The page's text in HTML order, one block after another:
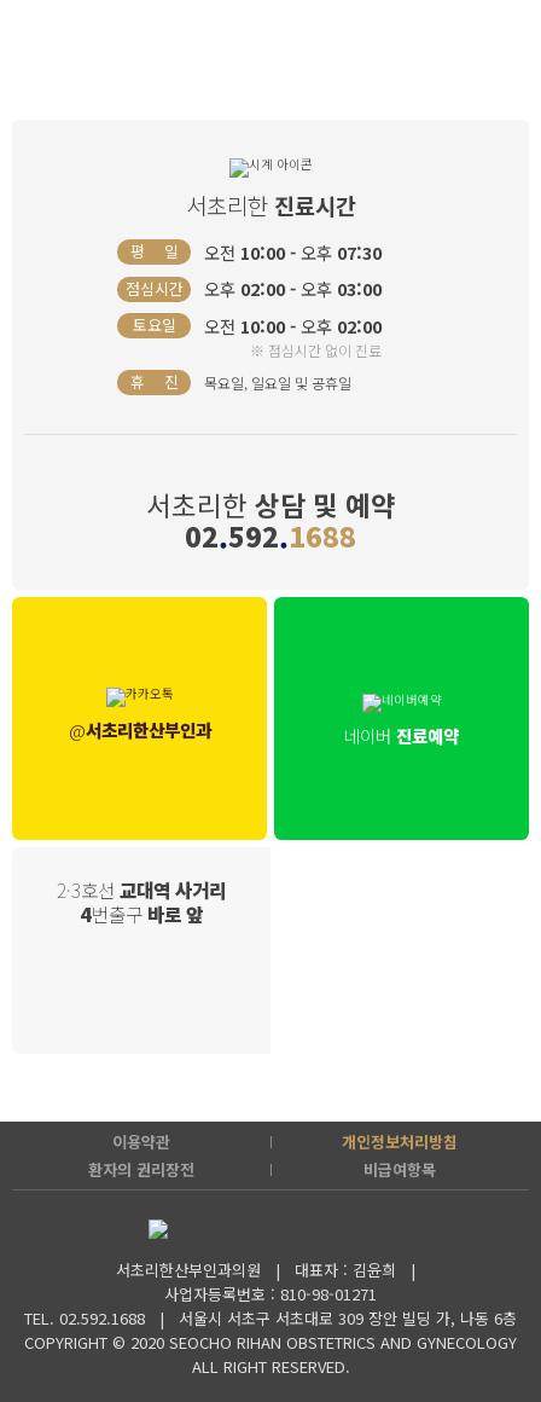
서초리한 진료시간
평 일 오전 10:00 -오후 07:30
점심시간 오후 02:00 -오후 03:00
토요일 오전 10:00 -오후 02:00
※ 점심시간 없이 진료
휴 진 목요일, 일요일 및 공휴일
서초리한 상담 및 예약
02.592.1688
@서초리한산부인과 네이버 진료예약
2·3호선 교대역 사거리
4번출구 바로 앞
이용약관
개인정보처리방침
환자의 권리장전
비급여항목
서초리한산부인과의원 | 대표자 : 김윤희 |
사업자등록번호 : 810-98-01271
TEL. 02.592.1688 | 서울시 서초구 서초대로 309 장안 빌딩 가, 나동 6층
COPYRIGHT © 2020 SEOCHO RIHAN OBSTETRICS AND GYNECOLOGY
ALL RIGHT RESERVED.